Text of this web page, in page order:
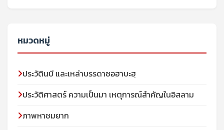
หมวดหมู่
ประวัตินบี และเหล่าบรรดาซอฮาบะฮฺ
ประวัติศาสตร์ ความเป็นมา เหตุการณ์สำคัญในอิสลาม
ภาพหาชมยาก